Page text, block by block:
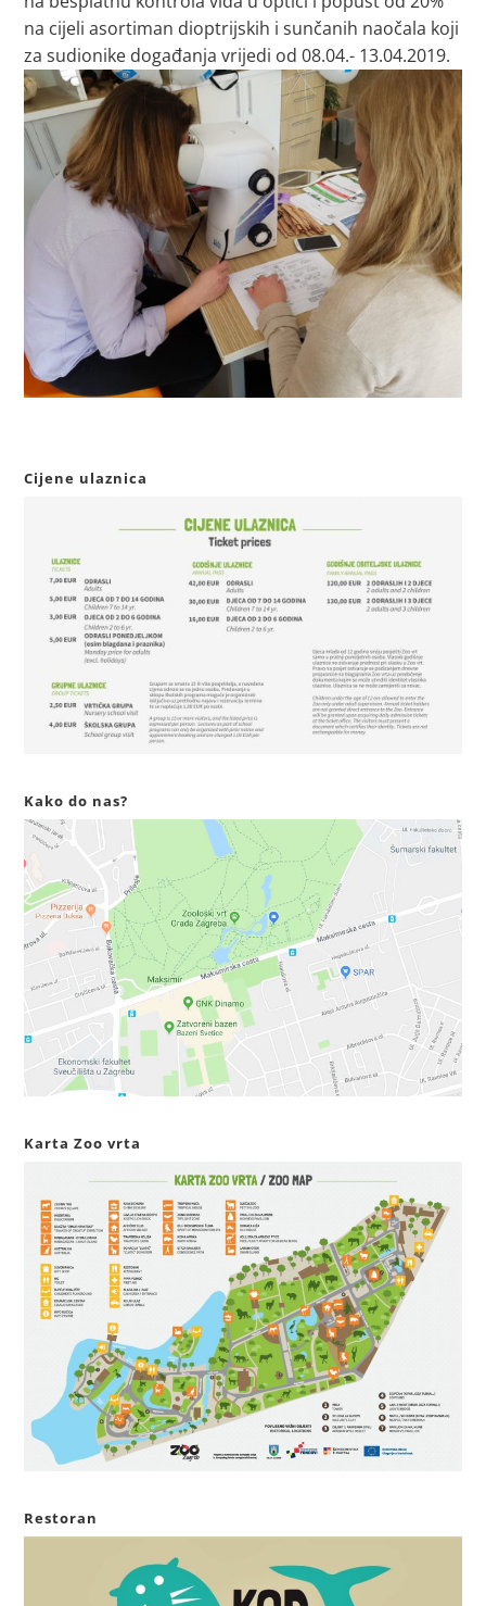
na cijeli asortiman dioptrijskih i sunčanih naočala koji
za sudionike događanja vrijedi od 08.04.- 13.04.2019.
Cijene ulaznica
Kako do nas?
Karta Zoo vrta
Restoran